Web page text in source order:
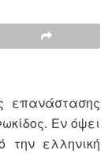
επανάστασης
Εν όψει
ελληνική